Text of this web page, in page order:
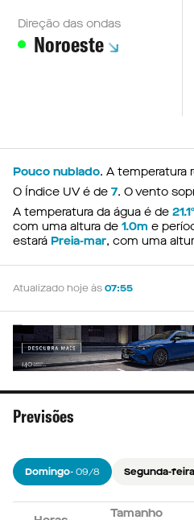
Direção das ondas
Noroeste
Pouco nublado. A temperatura
O Índice UV é de 7. O vento
A temperatura da água é de 21.1º
com uma altura de 1.0m e
estará Preia-mar, com uma
Atualizado hoje às07:55
Previsões
Domingo- 09/8 Segunda-feira
Tamanho
Tamanho
Tamanho